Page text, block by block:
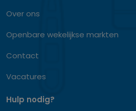
Over ons
Openbare wekelijkse markten
Contact
Vacatures
Hulp nodig?